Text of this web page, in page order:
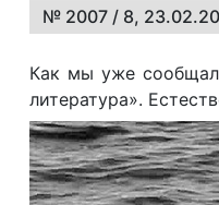
№ 2007 / 8,
Как мы уже
литература».